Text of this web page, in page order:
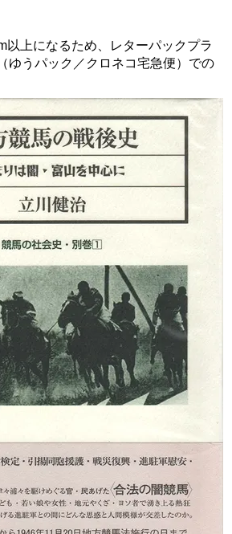
上になるため、レターパックプラ
ゆうパック／クロネコ宅急便）での